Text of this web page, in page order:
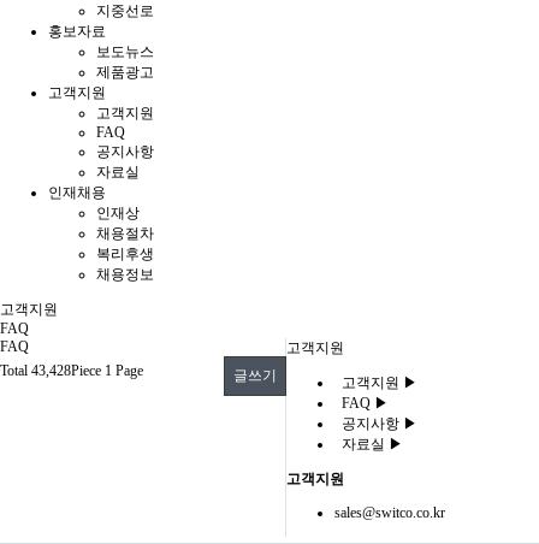
지중선로
홍보자료
보도뉴스
제품광고
고객지원
고객지원
FAQ
공지사항
자료실
인재채용
인재상
채용절차
복리후생
채용정보
고객지원
FAQ
고객지원
고객지원 ▶
FAQ ▶
공지사항 ▶
자료실 ▶
고객지원
sales@switco.co.kr
FAQ
Total 43,428Piece 1 Page 글쓰기